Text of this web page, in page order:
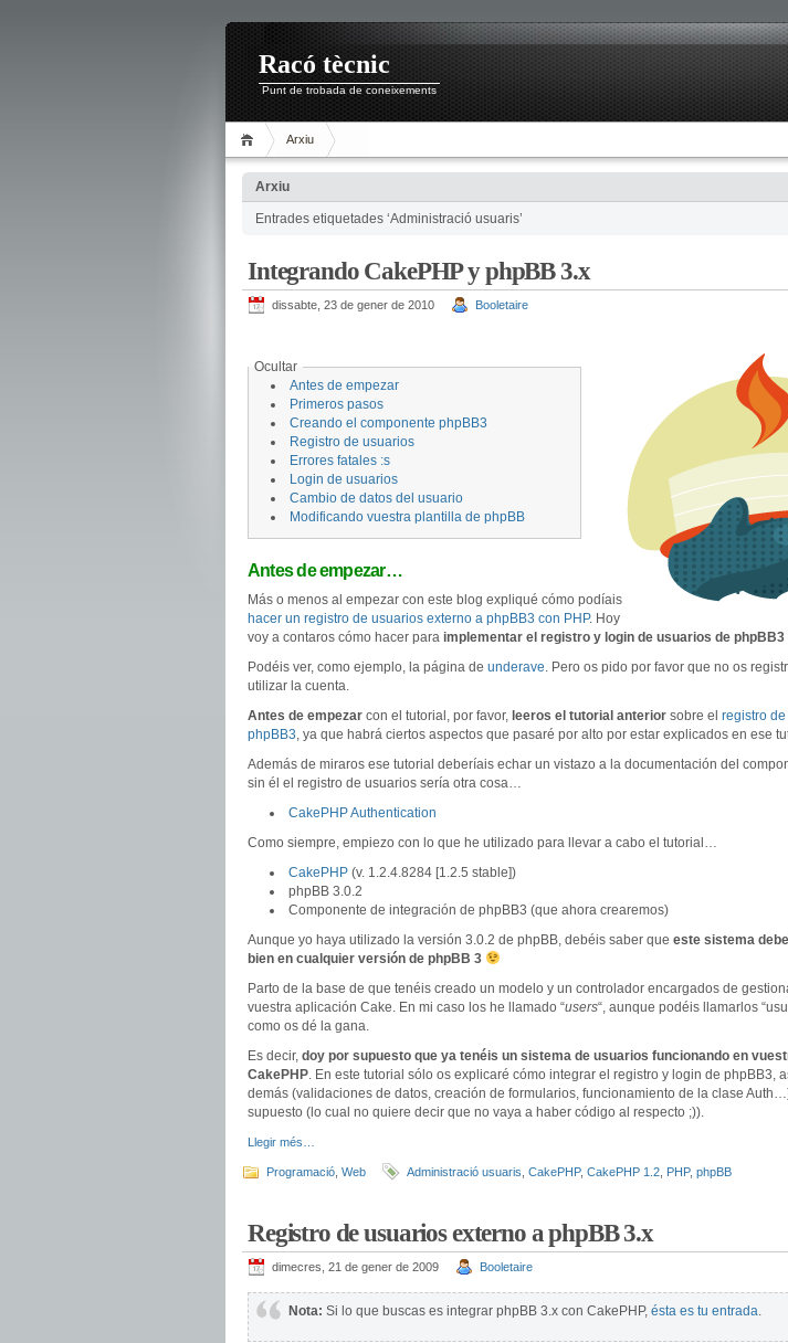
Racó tècnic
Punt de trobada de coneixements
Arxiu
Arxiu
Entrades etiquetades ‘Administració usuaris’
Integrando CakePHP y phpBB 3.x
dissabte, 23 de gener de 2010 Booletaire
Ocultar
Antes de empezar
Primeros pasos
Creando el componente phpBB3
Registro de usuarios
Errores fatales :s
Login de usuarios
Cambio de datos del usuario
Modificando vuestra plantilla de phpBB
Antes de empezar…
Más o menos al empezar con este blog expliqué cómo podíais
hacer un registro de usuarios externo a phpBB3 con PHP. Hoy
voy a contaros cómo hacer para implementar el registro y login de usuarios de phpBB3
Podéis ver, como ejemplo, la página de underave. Pero os pido por favor que no os
utilizar la cuenta.
Antes de empezar con el tutorial, por favor, leeros el tutorial anterior sobre el registro
phpBB3, ya que habrá ciertos aspectos que pasaré por alto por estar explicados en ese
Además de miraros ese tutorial deberíais echar un vistazo a la documentación del
sin él el registro de usuarios sería otra cosa…
CakePHP Authentication
Como siempre, empiezo con lo que he utilizado para llevar a cabo el tutorial…
CakePHP (v. 1.2.4.8284 [1.2.5 stable])
phpBB 3.0.2
Componente de integración de phpBB3 (que ahora crearemos)
Aunque yo haya utilizado la versión 3.0.2 de phpBB, debéis saber que este sistema
bien en cualquier versión de phpBB 3
Parto de la base de que tenéis creado un modelo y un controlador encargados de
vuestra aplicación Cake. En mi caso los he llamado “users“, aunque podéis llamarlos
como os dé la gana.
Es decir, doy por supuesto que ya tenéis un sistema de usuarios funcionando en
CakePHP. En este tutorial sólo os explicaré cómo integrar el registro y login de phpBB3,
demás (validaciones de datos, creación de formularios, funcionamiento de la clase
supuesto (lo cual no quiere decir que no vaya a haber código al respecto ;)).
Llegir més…
Programació Web Administració usuaris CakePHP, CakePHP 1.2 PHP, phpBB
Registro de usuarios externo a phpBB 3.x
dimecres, 21 de gener de 2009 Booletaire
Nota: Si lo que buscas es integrar phpBB 3.x con CakePHP, ésta es tu entrada.